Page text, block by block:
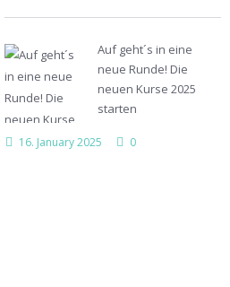
Auf geht´s in eine
neue Runde! Die
neuen Kurse 2025
starten
16. January 2025 0